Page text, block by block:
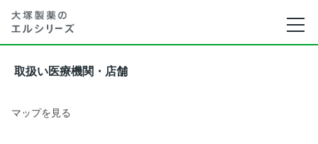
取扱い医療機関・店舗
マップを見る